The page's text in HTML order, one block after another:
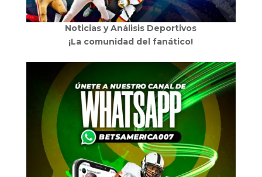
Noticias y Análisis Deportivos
¡La comunidad del fanático!